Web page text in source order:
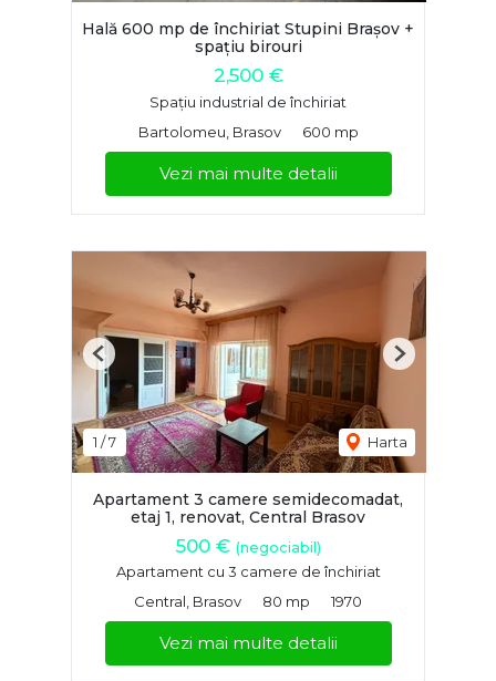
Hală 600 mp de închiriat Stupini Brașov +
spațiu birouri
2,500 €
Spațiu industrial de închiriat
Bartolomeu, Brasov
600 mp
Vezi mai multe detalii
1 /7 Harta
Previous Next
Apartament 3 camere semidecomadat,
etaj 1, renovat, Central Brasov
500 € (negociabil)
Apartament cu 3 camere de închiriat
Central, Brasov
80 mp 1970
Vezi mai multe detalii